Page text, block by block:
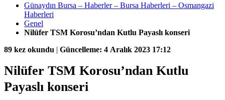
Günaydın Bursa – Haberler – Bursa Haberleri – Osmangazi
Haberleri
Genel
Nilüfer TSM Korosu’ndan Kutlu Payaslı konseri
89 kez okundu | Güncelleme: 4 Aralık 2023 17:12
Nilüfer TSM Korosu’ndan Kutlu
Payaslı konseri